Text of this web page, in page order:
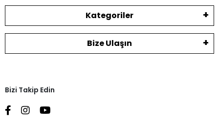
Kategoriler
Bize Ulaşın
Bizi Takip Edin